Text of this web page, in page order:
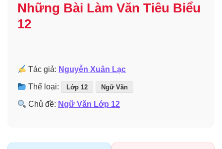
Những Bài Làm Văn Tiêu Biểu
12
Tác giả: Nguyễn Xuân Lạc
Thể loại: Lớp 12 Ngữ Văn
Chủ đề: Ngữ Văn Lớp 12